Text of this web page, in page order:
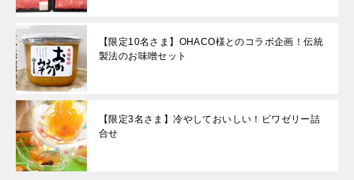
【限定10名さま】OHACO様とのコラボ企画！伝統
製法のお味噌セット
【限定3名さま】冷やしておいしい！ビワゼリー詰
合せ